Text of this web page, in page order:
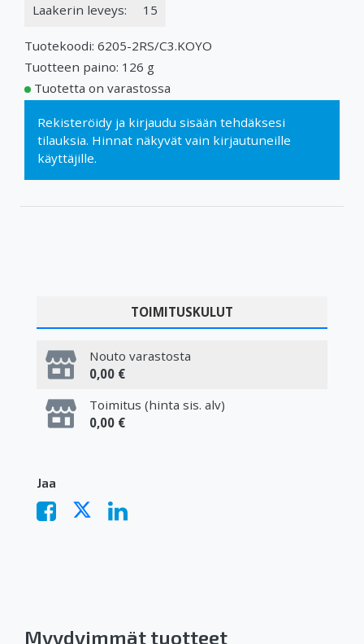
Laakerin leveys: 15
Tuotekoodi: 6205-2RS/C3.KOYO
Tuotteen paino: 126 g
Tuotetta on varastossa
Rekisteröidy ja kirjaudu sisään tehdäksesi
tilauksia. Hinnat näkyvät vain kirjautuneille
käyttäjille.
TOIMITUSKULUT
Nouto varastosta
0,00 €
Toimitus (hinta sis. alv)
0,00 €
Jaa
Myydyimmät tuotteet